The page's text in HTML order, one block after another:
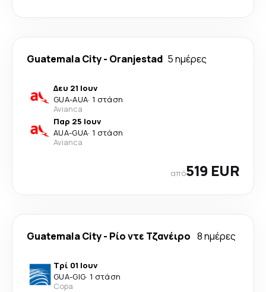
Guatemala City- Oranjestad 5 ημέρες
Δευ 21 Ιουν
GUA-AUA· 1 στάση
Avianca
Παρ 25 Ιουν
AUA-GUA· 1 στάση
Avianca
από519 EUR
Guatemala City- Ρίο ντε Τζανέιρο 8 ημέρες
Τρί 01 Ιουν
GUA-GIG· 1 στάση
Copa